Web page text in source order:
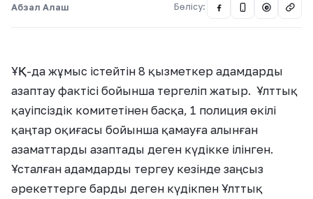
Абзал Алаш Бөлісу: @
ҰҚК-да жұмыс істейтін 8 қызметкер адамдарды
азаптау фактісі бойынша тергеліп жатыр. Ұлттық
қауіпсіздік комитетінен басқа, 1 полиция өкілі
қаңтар оқиғасы бойынша қамауға алынған
азаматтарды азаптады деген күдікке ілінген.
Ұсталған адамдарды тергеу кезінде заңсыз
әрекеттерге барды деген күдікпен Ұлттық